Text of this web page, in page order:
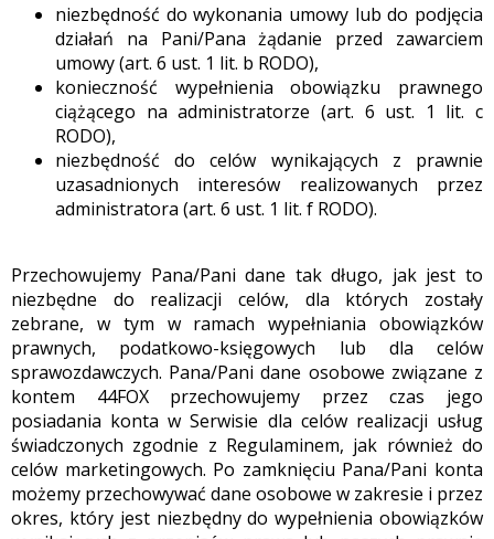
niezbędność do wykonania umowy lub do podjęcia
działań na Pani/Pana żądanie przed zawarciem
umowy (art. 6 ust. 1 lit. b RODO),
konieczność wypełnienia obowiązku prawnego
ciążącego na administratorze (art. 6 ust. 1 lit. c
RODO),
niezbędność do celów wynikających z prawnie
uzasadnionych interesów realizowanych przez
administratora (art. 6 ust. 1 lit. f RODO).
Przechowujemy Pana/Pani dane tak długo, jak jest to
niezbędne do realizacji celów, dla których zostały
zebrane, w tym w ramach wypełniania obowiązków
prawnych, podatkowo-księgowych lub dla celów
sprawozdawczych. Pana/Pani dane osobowe związane z
kontem 44FOX przechowujemy przez czas jego
posiadania konta w Serwisie dla celów realizacji usług
świadczonych zgodnie z Regulaminem, jak również do
celów marketingowych. Po zamknięciu Pana/Pani konta
możemy przechowywać dane osobowe w zakresie i przez
okres, który jest niezbędny do wypełnienia obowiązków